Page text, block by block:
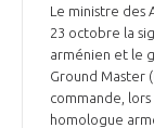
NOS MISSIONS
NOTRE HISTOIRE
LE CONSEIL DU
L’ÉQUIPE DU
GEADS
30
Le ministre des
23 octobre la
arménien et le
Ground Master
commande,
homologue